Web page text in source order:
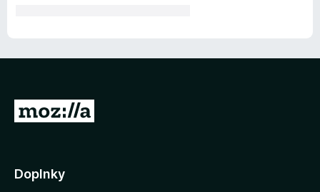
P
j
Doplnky